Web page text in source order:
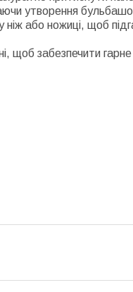
утворення
або ножиці, щоб
щоб забезпечити